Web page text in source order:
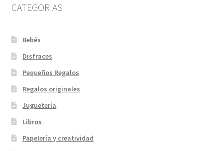
CATEGORIAS
Bebés
Disfraces
Pequeños Regalos
Regalos originales
Juguetería
Libros
Papelería y creatividad